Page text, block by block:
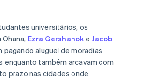
universitários, os
Ezra Gershanok e Jacob
pagando aluguel de moradias
enquanto também arcavam com
prazo nas cidades onde